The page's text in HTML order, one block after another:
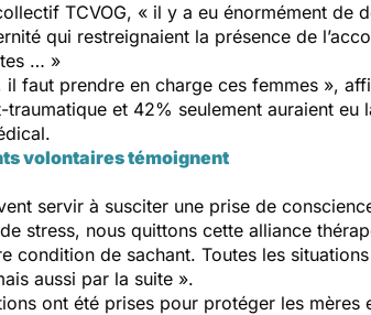
TCVOG, « il y a eu énormément de
qui restreignaient la présence de
… »
il faut prendre en charge ces femmes »,
et 42% seulement auraient eu
volontaires témoignent
servir à susciter une prise de
stress, nous quittons cette alliance
condition de sachant. Toutes les
aussi par la suite ».
ont été prises pour protéger les mères